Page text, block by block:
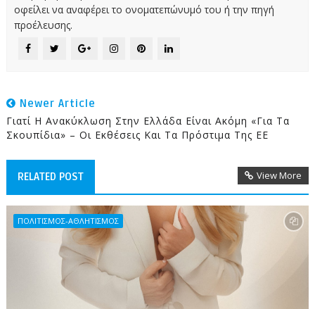
οφείλει να αναφέρει το ονοματεπώνυμό του ή την πηγή
προέλευσης.
Newer Article
Γιατί Η Ανακύκλωση Στην Ελλάδα Είναι Ακόμη «για Τα
Σκουπίδια» – Οι Εκθέσεις Και Τα Πρόστιμα Της ΕΕ
RELATED POST View More
ΠΟΛΙΤΙΣΜΟΣ-ΑΘΛΗΤΙΣΜΟΣ